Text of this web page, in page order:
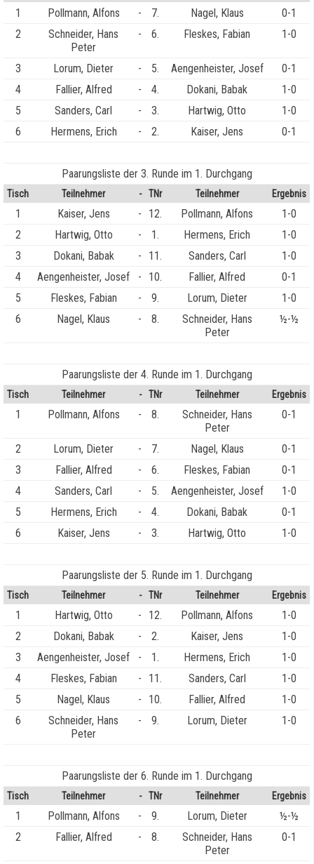
1 Pollmann, Alfons - 7. Nagel, Klaus
0-1
2
Schneider, Hans
Peter
- 6. Fleskes, Fabian 1-0
3 Lorum, Dieter - 5. Aengenheister, Josef
0-1
4
Fallier, Alfred - 4. Dokani, Babak
1-0
5
Sanders, Carl - 3. Hartwig, Otto
1-0
6
Hermens, Erich - 2. Kaiser, Jens 0-1
Paarungsliste der 3. Runde im 1. Durchgang
Tisch Teilnehmer - TNr Teilnehmer Ergebnis
1 Kaiser, Jens - 12. Pollmann, Alfons
1-0
2
Hartwig, Otto - 1. Hermens, Erich
1-0
3
Dokani, Babak - 11. Sanders, Carl
1-0
4
Aengenheister, Josef - 10. Fallier, Alfred
0-1
5
Fleskes, Fabian - 9. Lorum, Dieter
1-0
6
Nagel, Klaus - 8.
Schneider, Hans
Peter
½-½
Paarungsliste der 4. Runde im 1. Durchgang
Tisch Teilnehmer - TNr Teilnehmer Ergebnis
1 Pollmann, Alfons - 8.
Schneider, Hans
Peter
0-1
2 Lorum, Dieter - 7. Nagel, Klaus
0-1
3
Fallier, Alfred - 6. Fleskes, Fabian
0-1
4
Sanders, Carl - 5. Aengenheister, Josef
1-0
5
Hermens, Erich - 4. Dokani, Babak
0-1
6
Kaiser, Jens - 3. Hartwig, Otto 1-0
Paarungsliste der 5. Runde im 1. Durchgang
Tisch Teilnehmer - TNr Teilnehmer Ergebnis
1 Hartwig, Otto - 12. Pollmann, Alfons
1-0
2
Dokani, Babak - 2. Kaiser, Jens
1-0
3
Aengenheister, Josef - 1. Hermens, Erich
1-0
4
Fleskes, Fabian - 11. Sanders, Carl
1-0
5
Nagel, Klaus - 10. Fallier, Alfred
1-0
6
Schneider, Hans
Peter
- 9. Lorum, Dieter 1-0
Paarungsliste der 6. Runde im 1. Durchgang
Tisch Teilnehmer - TNr Teilnehmer Ergebnis
1 Pollmann, Alfons - 9. Lorum, Dieter
½-½
2
Fallier, Alfred - 8.
Schneider, Hans
Peter
0-1